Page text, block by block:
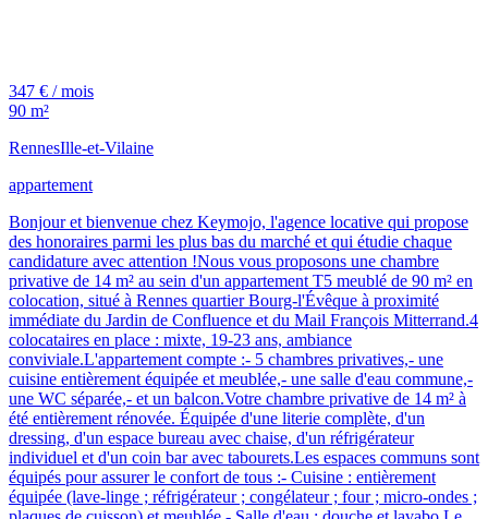
347 € / mois
90 m²
RennesIlle-et-Vilaine
appartement
Bonjour et bienvenue chez Keymojo, l'agence locative qui propose
des honoraires parmi les plus bas du marché et qui étudie chaque
candidature avec attention !Nous vous proposons une chambre
privative de 14 m² au sein d'un appartement T5 meublé de 90 m² en
colocation, situé à Rennes quartier Bourg-l'Évêque à proximité
immédiate du Jardin de Confluence et du Mail François Mitterrand.4
colocataires en place : mixte, 19-23 ans, ambiance
conviviale.L'appartement compte :- 5 chambres privatives,- une
cuisine entièrement équipée et meublée,- une salle d'eau commune,-
une WC séparée,- et un balcon.Votre chambre privative de 14 m² à
été entièrement rénovée. Équipée d'une literie complète, d'un
dressing, d'un espace bureau avec chaise, d'un réfrigérateur
individuel et d'un coin bar avec tabourets.Les espaces communs sont
équipés pour assurer le confort de tous :- Cuisine : entièrement
équipée (lave-linge ; réfrigérateur ; congélateur ; four ; micro-ondes ;